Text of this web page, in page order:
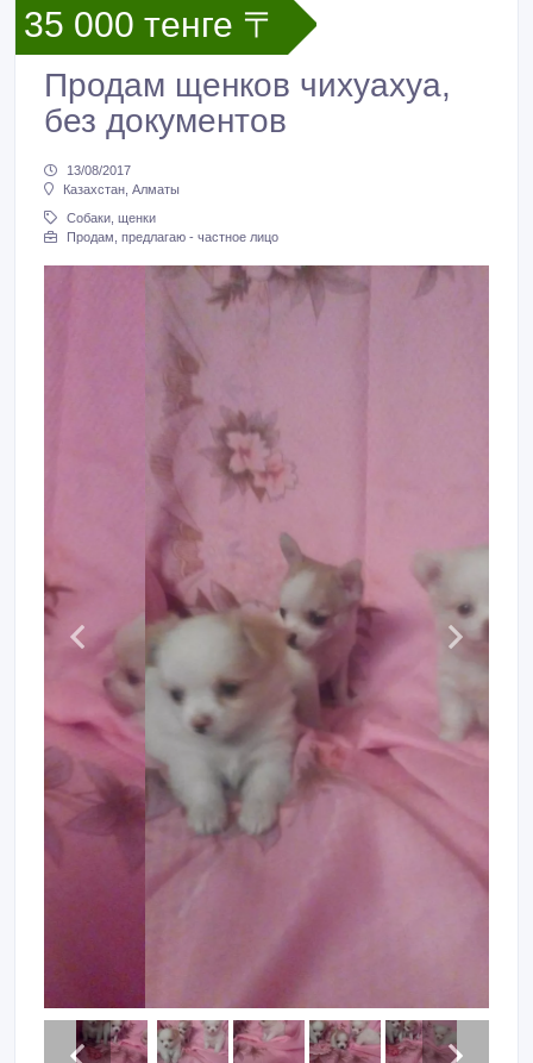
35 000 тенге 〒
Продам щенков чихуахуа,
без документов
13/08/2017
Казахстан, Алматы
Собаки, щенки
Продам, предлагаю - частное лицо